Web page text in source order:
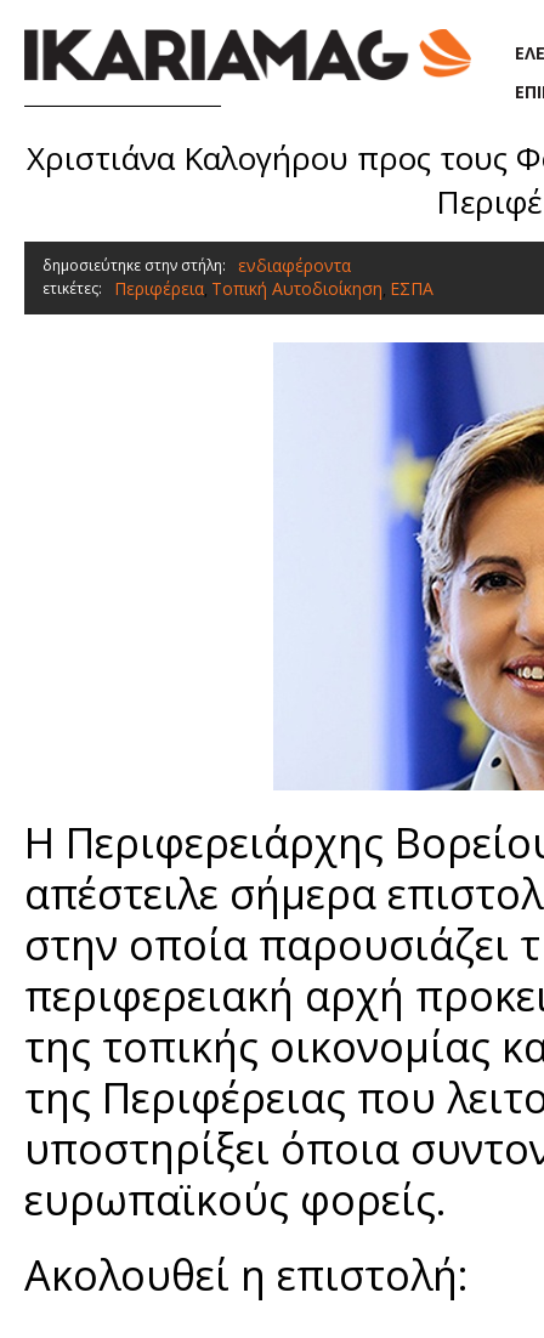
Χριστιάνα Καλογήρου προς τους
δημοσιεύτηκε στην στήλη: ενδιαφέροντα
ετικέτες: Περιφέρεια, Τοπική Αυτοδιοίκηση, ΕΣΠΑ
Η Περιφερειάρχης
απέστειλε σήμερα
στην οποία παρουσιάζει
περιφερειακή αρχή
της τοπικής οικονομίας
της Περιφέρειας που
υποστηρίξει όποια
ευρωπαϊκούς φορείς.
Ακολουθεί η επιστολή: